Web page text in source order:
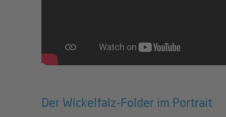
Der Wickelfalz-Folder im Portrait